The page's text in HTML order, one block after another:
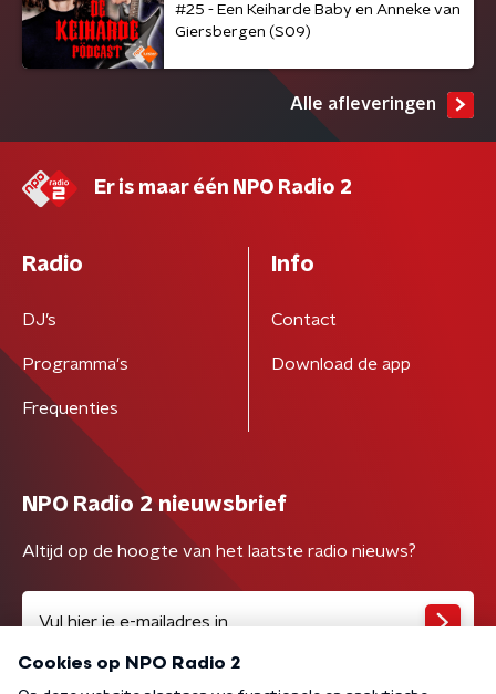
#25 - Een Keiharde Baby en Anneke van
Giersbergen (S09)
Alle afleveringen
Er is maar één NPO Radio 2
Radio
DJ’s
Programma's
Frequenties
Info
Contact
Download de app
NPO Radio 2 nieuwsbrief
Altijd op de hoogte van het laatste radio nieuws?